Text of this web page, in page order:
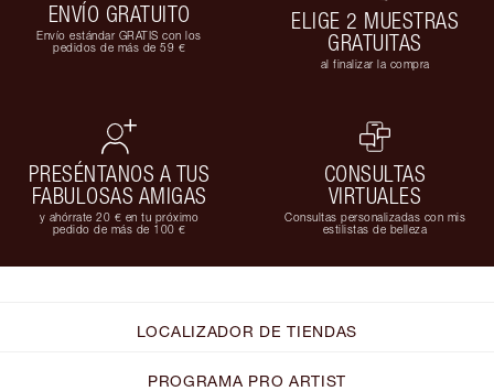
ENVÍO GRATUITO
Envío estándar GRATIS con los
pedidos de más de 59 €
ELIGE 2 MUESTRAS
GRATUITAS
al finalizar la compra
PRESÉNTANOS A TUS
FABULOSAS AMIGAS
y ahórrate 20 € en tu próximo
pedido de más de 100 €
CONSULTAS
VIRTUALES
Consultas personalizadas con mis
estilistas de belleza
LOCALIZADOR DE TIENDAS
PROGRAMA PRO ARTIST